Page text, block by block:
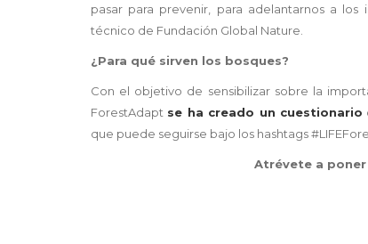
pasar para prevenir, para adelantarnos a
técnico de Fundación Global Nature.
¿Para qué sirven los bosques?
Con el objetivo de sensibilizar sobre la
ForestAdapt se ha creado un cuestionario
que puede seguirse bajo los hashtags
Atrévete a